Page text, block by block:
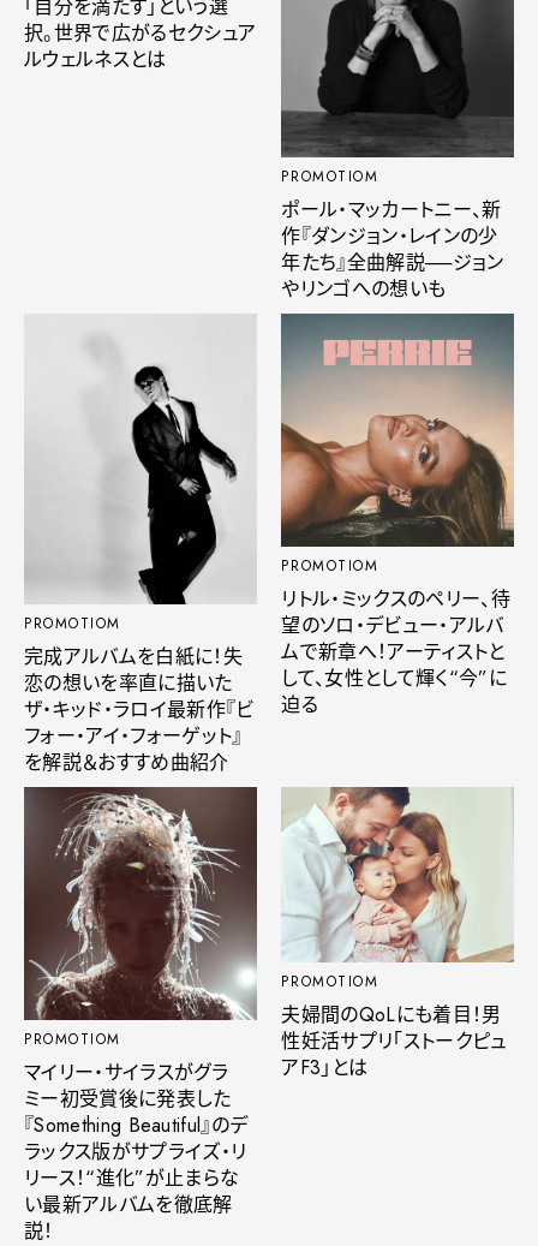
「自分を満たす」という選
択。世界で広がるセクシュア
ルウェルネスとは
PROMOTIOM
ポール・マッカートニー、新
作『ダンジョン・レインの少
年たち』全曲解説──ジョン
やリンゴへの想いも
PROMOTIOM
完成アルバムを白紙に！失
恋の想いを率直に描いた
ザ・キッド・ラロイ最新作『ビ
フォー・アイ・フォーゲット』
を解説＆おすすめ曲紹介
PROMOTIOM
リトル・ミックスのペリー、待
望のソロ・デビュー・アルバ
ムで新章へ！アーティストと
して、女性として輝く“今”に
迫る
PROMOTIOM
マイリー・サイラスがグラ
ミー初受賞後に発表した
『Something Beautiful』のデ
ラックス版がサプライズ・リ
リース！“進化”が止まらな
い最新アルバムを徹底解
説！
PROMOTIOM
夫婦間のQoLにも着目！男
性妊活サプリ「ストークピュ
アF3」とは